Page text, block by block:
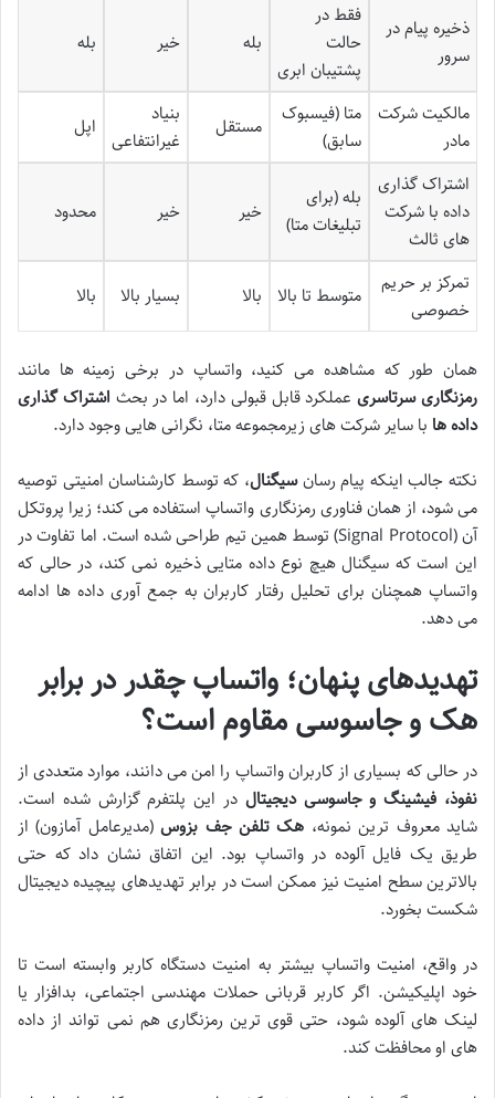
ذخیره پیام در
سرور
فقط در
حالت
پشتیبان ابری
بله خیر بله
مالکیت شرکت
مادر
متا (فیسبوک
سابق)
مستقل
بنیاد
غیرانتفاعی
اپل
اشتراک گذاری
داده با شرکت
های ثالث
بله (برای
تبلیغات متا)
خیر خیر محدود
تمرکز بر حریم
خصوصی
متوسط تا بالا بالا بسیار بالا بالا
همان طور که مشاهده می کنید، واتساپ در برخی زمینه ها مانند
رمزنگاری سرتاسریعملکرد قابل قبولی دارد، اما در بحث اشتراک گذاری
داده ها با سایر شرکت های زیرمجموعه متا، نگرانی هایی وجود دارد.
نکته جالب اینکه پیام رسانسیگنال، که توسط کارشناسان امنیتی توصیه
می شود، از همان فناوری رمزنگاری واتساپ استفاده می کند؛ زیرا پروتکل
آن (Signal Protocol) توسط همین تیم طراحی شده است. اما تفاوت در
این است که سیگنال هیچ نوع داده متایی ذخیره نمی کند، در حالی که
واتساپ همچنان برای تحلیل رفتار کاربران به جمع آوری داده ها ادامه
می دهد.
تهدیدهای پنهان؛ واتساپ چقدر در برابر
هک و جاسوسی مقاوم است؟
در حالی که بسیاری از کاربران واتساپ را امن می دانند، موارد متعددی از
نفوذ، فیشینگ و جاسوسی دیجیتال در این پلتفرم گزارش شده است.
شاید معروف ترین نمونه، هک تلفن جف بزوس(مدیرعامل آمازون) از
طریق یک فایل آلوده در واتساپ بود. این اتفاق نشان داد که حتی
بالاترین سطح امنیت نیز ممکن است در برابر تهدیدهای پیچیده دیجیتال
شکست بخورد.
در واقع، امنیت واتساپ بیشتر به امنیت دستگاه کاربر وابسته است تا
خود اپلیکیشن. اگر کاربر قربانی حملات مهندسی اجتماعی، بدافزار یا
لینک های آلوده شود، حتی قوی ترین رمزنگاری هم نمی تواند از داده
های او محافظت کند.